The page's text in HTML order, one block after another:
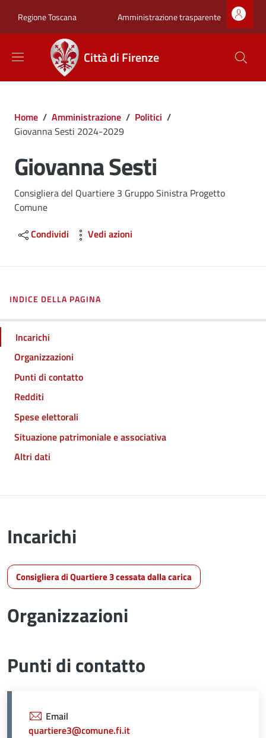
Regione Toscana Zona superiore
Amministrazione trasparente
Città di Firenze
Briciole di pane
Home / Amministrazione / Politici /
Giovanna Sesti 2024-2029
Giovanna Sesti
Consigliera del Quartiere 3 Gruppo Sinistra Progetto
Comune
Condividi
Vedi azioni
INDICE DELLA PAGINA
Incarichi
Organizzazioni
Punti di contatto
Redditi
Spese elettorali
Situazione patrimoniale e associativa
Altri dati
Incarichi
Consigliera di Quartiere 3 cessata dalla carica
Organizzazioni
Punti di contatto
Email
quartiere3@comune.fi.it